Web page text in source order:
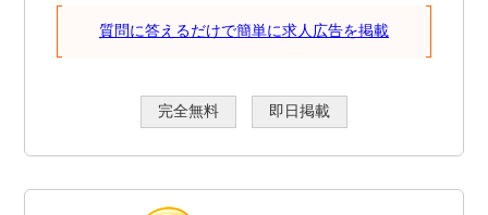
質問に答えるだけで簡単に求人広告を掲載
完全無料 即日掲載